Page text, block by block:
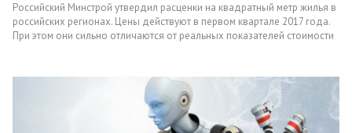
Российский Минстрой утвердил расценки на квадратный метр жилья в
российских регионах. Цены действуют в первом квартале 2017 года.
При этом они сильно отличаются от реальных показателей стоимости